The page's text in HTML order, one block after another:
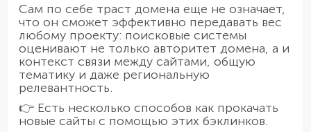
Сам по себе траст домена еще не означает,
что он сможет эффективно передавать вес
любому проекту: поисковые системы
оценивают не только авторитет домена, а и
контекст связи между сайтами, общую
тематику и даже региональную
релевантность.
👉 Есть несколько способов как прокачать
новые сайты с помощью этих бэклинков.